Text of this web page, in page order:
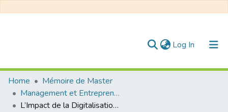
Log In (current)
Communities & Collections
All of DSpace
Home
Mémoire de Master
Management et Entrepreneuriat
L’Impact de la Digitalisation sur la Satisfaction des Clients Etude de cas : Service E-Banking BNA